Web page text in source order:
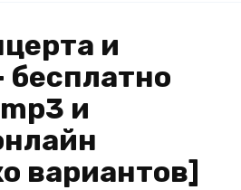
и
бесплатно
и
вариантов]